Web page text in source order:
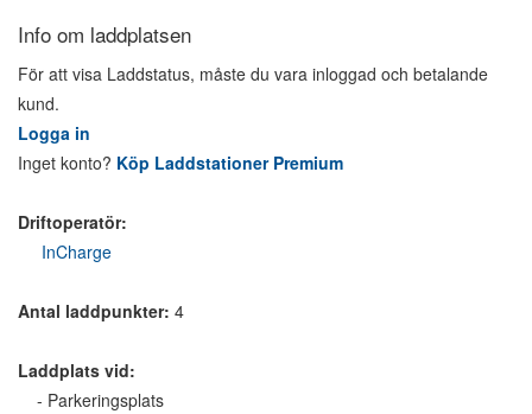
Info om laddplatsen
För att visa Laddstatus, måste du vara inloggad och betalande
kund.
Logga in
Inget konto? Köp Laddstationer Premium
Driftoperatör:
InCharge
Antal laddpunkter: 4
Laddplats vid:
- Parkeringsplats